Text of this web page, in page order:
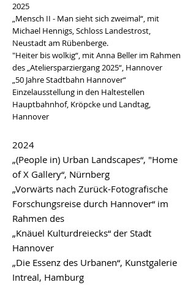
2025
„Mensch II - Man sieht sich zweimal“, mit
Michael Hennigs, Schloss Landestrost,
Neustadt am Rübenberge.
"Heiter bis wolkig“, mit Anna Beller im Rahmen
des „Ateliersparziergang 2025“, Hannover
„50 Jahre Stadtbahn Hannover“
Einzelausstellung in den Haltestellen
Hauptbahnhof, Kröpcke und Landtag,
Hannover
2024
„(People in) Urban Landscapes“, "Home
of X Gallery“, Nürnberg
„Vorwärts nach Zurück-Fotografische
Forschungsreise durch Hannover“ im
Rahmen des
„Knäuel Kulturdreiecks“ der Stadt
Hannover
„Die Essenz des Urbanen“, Kunstgalerie
Intreal, Hamburg